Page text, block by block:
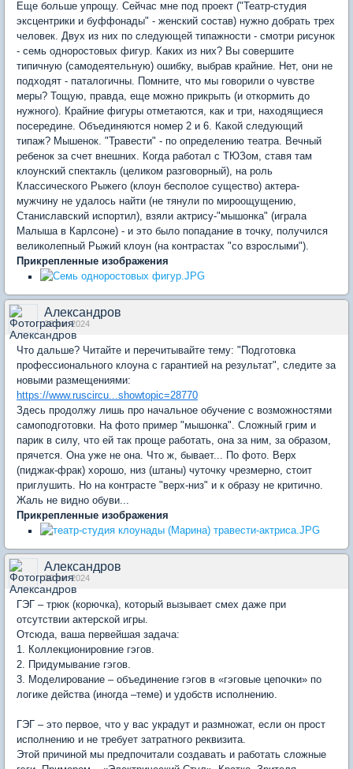
Еще больше упрощу. Сейчас мне под проект ("Театр-студия
эксцентрики и буффонады" - женский состав) нужно добрать трех
человек. Двух из них по следующей типажности - смотри рисунок
- семь одноростовых фигур. Каких из них? Вы совершите
типичную (самодеятельную) ошибку, выбрав крайние. Нет, они не
подходят - паталогичны. Помните, что мы говорили о чувстве
меры? Тощую, правда, еще можно прикрыть (и откормить до
нужного). Крайние фигуры отметаются, как и три, находящиеся
посередине. Объединяются номер 2 и 6. Какой следующий
типаж? Мышенок. "Травести" - по определению театра. Вечный
ребенок за счет внешних. Когда работал с ТЮЗом, ставя там
клоунский спектакль (целиком разговорный), на роль
Классического Рыжего (клоун бесполое существо) актера-
мужчину не удалось найти (не тянули по мироощущению,
Станиславский испортил), взяли актрису-"мышонка" (играла
Малыша в Карлсоне) - и это было попадание в точку, получился
великолепный Рыжий клоун (на контрастах "со взрослыми").
Прикрепленные изображения
Александров
28 авг 2024
Что дальше? Читайте и перечитывайте тему: "Подготовка
профессионального клоуна с гарантией на результат", следите за
новыми размещениями:
https://www.ruscircu...showtopic=28770
Здесь продолжу лишь про начальное обучение с возможностями
самоподготовки. На фото пример "мышонка". Сложный грим и
парик в силу, что ей так проще работать, она за ним, за образом,
прячется. Она уже не она. Что ж, бывает... По фото. Верх
(пиджак-фрак) хорошо, низ (штаны) чуточку чрезмерно, стоит
приглушить. Но на контрасте "верх-низ" и к образу не критично.
Жаль не видно обуви...
Прикрепленные изображения
Александров
30 авг 2024
ГЭГ – трюк (корючка), который вызывает смех даже при
отсутствии актерской игры.
Отсюда, ваша первейшая задача:
1. Коллекционировние гэгов.
2. Придумывание гэгов.
3. Моделирование – объединение гэгов в «гэговые цепочки» по
логике действа (иногда –теме) и удобств исполнению.
ГЭГ – это первое, что у вас украдут и размножат, если он прост
исполнению и не требует затратного реквизита.
Этой причиной мы предпочитали создавать и работать сложные